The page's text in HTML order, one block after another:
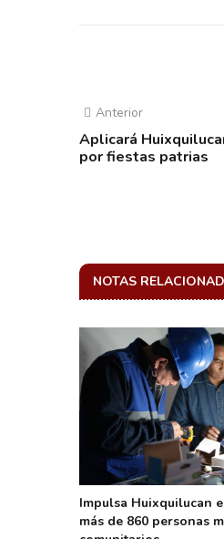
Anterior
Aplicará
por fiestas patrias
NOTAS
Impulsa Huixquilucan
más de 860 personas